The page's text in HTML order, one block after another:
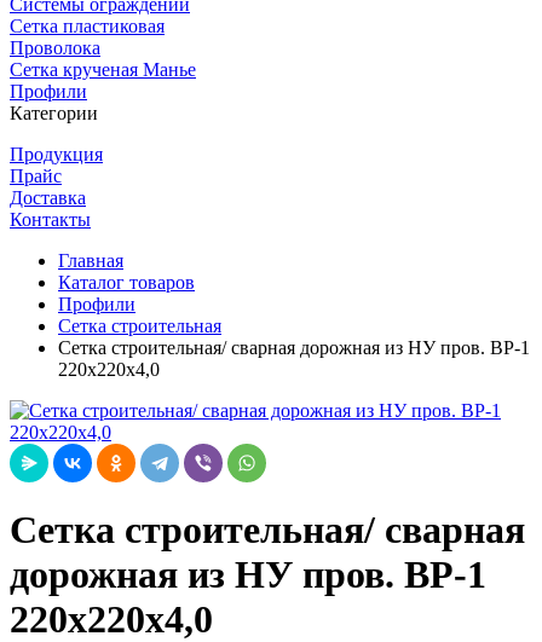
Системы ограждений
Сетка пластиковая
Проволока
Сетка крученая Манье
Профили
Категории
Продукция
Прайс
Доставка
Контакты
Главная
Каталог товаров
Профили
Сетка строительная
Сетка строительная/ сварная дорожная из НУ пров. ВР-1
220х220х4,0
Сетка строительная/ сварная
дорожная из НУ пров. ВР-1
220х220х4,0